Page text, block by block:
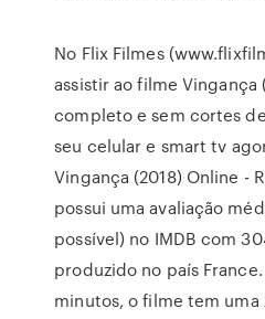
No Flix Filmes
assistir ao filme Vingança
completo e sem cortes
seu celular e smart tv
Vingança (2018) Online -
possui uma avaliação
possível) no IMDB com
produzido no país
minutos, o filme tem uma